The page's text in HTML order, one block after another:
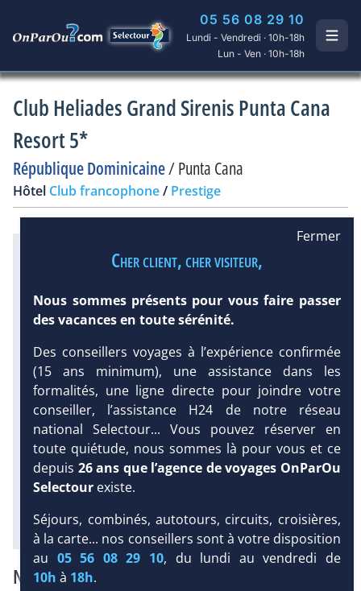
05 56 08 29 10
Lundi - Vendredi · 10h-18h
Lun - Ven · 10h-18h
Club Heliades Grand Sirenis Punta Cana
Resort 5*
République Dominicaine/Punta Cana
Hôtel Club francophone/ Prestige
DEMANDE
D’INFORMATIONS
Excursions en petit comité avec
notre partenaire Dominican
Infos météo :
Infos plages :
Dist.
Distance:
< 100 m
Long. Longueur:
10 km
Équipement :
817
Tx :58 % Tx :89 %
Infos golfs :
dont le plus proche à 22 km de
l'hôtel
Diaporama
NOTRE AVIS
Fermer
Cher client, cher visiteur,
Nous sommes présents pour vous faire passer
des vacances en toute sérénité.
Des conseillers voyages à l’expérience confirmée
(15 ans minimum), une assistance dans les
formalités, une ligne directe pour joindre votre
conseiller, l’assistance H24 de notre réseau
national Selectour... Vous pouvez réserver en
toute quiétude, nous sommes là pour vous et ce
depuis 26 ans que l’agence de voyages OnParOu
Selectour existe.
Séjours, combinés, autotours, circuits, croisières,
à la carte... nos conseillers sont à votre disposition
au 05 56 08 29 10, du lundi au vendredi de
10h à 18h.